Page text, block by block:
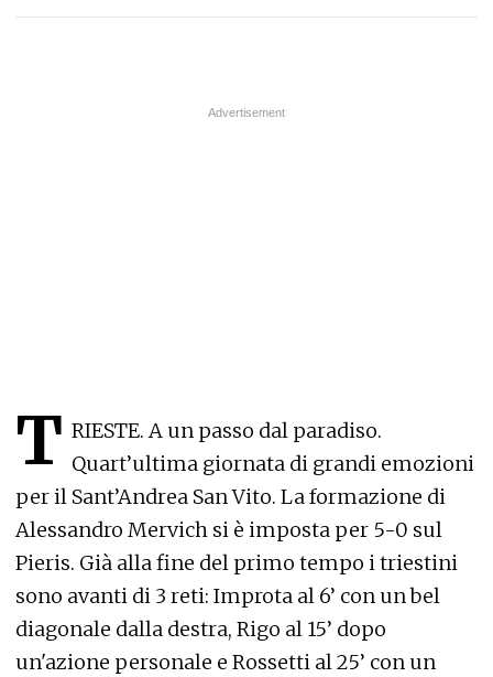
T RIESTE. A un passo dal paradiso.
Quart’ultima giornata di grandi emozioni
per il Sant’Andrea San Vito. La formazione di
Alessandro Mervich si è imposta per 5-0 sul
Pieris. Già alla fine del primo tempo i triestini
sono avanti di 3 reti: Improta al 6’ con un bel
diagonale dalla destra, Rigo al 15’ dopo
un'azione personale e Rossetti al 25’ con un